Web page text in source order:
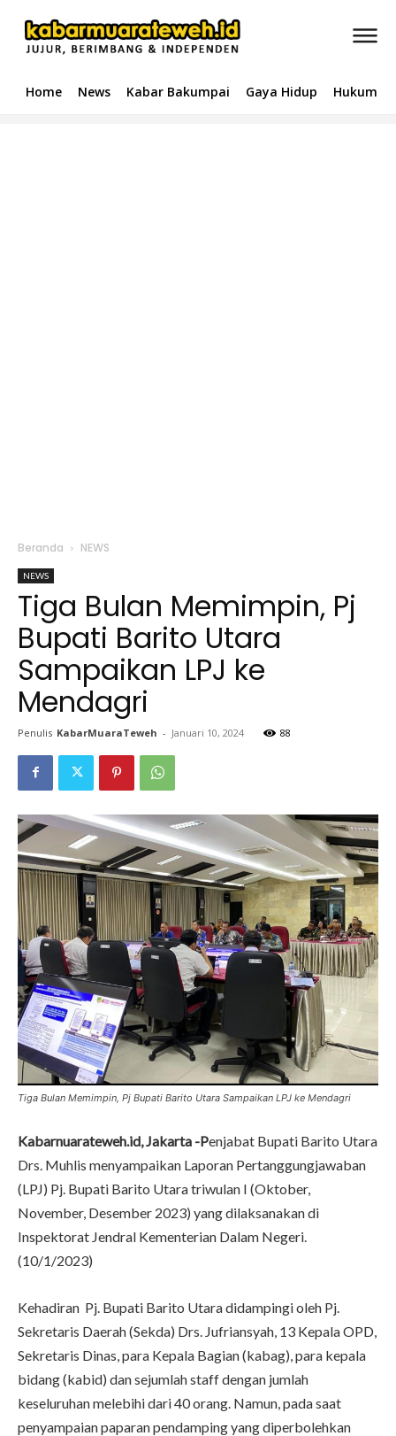
Home News Kabar Bakumpai Gaya Hidup Hukum &
Beranda NEWS
NEWS
Tiga Bulan Memimpin, Pj
Bupati Barito Utara
Sampaikan LPJ ke
Mendagri
Penulis KabarMuaraTeweh - Januari 10, 2024 88
Tiga Bulan Memimpin, Pj Bupati Barito Utara Sampaikan LPJ ke Mendagri
Kabarnuarateweh.id, Jakarta -Penjabat Bupati Barito Utara
Drs. Muhlis menyampaikan Laporan Pertanggungjawaban
(LPJ) Pj. Bupati Barito Utara triwulan I (Oktober,
November, Desember 2023) yang dilaksanakan di
Inspektorat Jendral Kementerian Dalam Negeri.
(10/1/2023)
Kehadiran Pj. Bupati Barito Utara didampingi oleh Pj.
Sekretaris Daerah (Sekda) Drs. Jufriansyah, 13 Kepala OPD,
Sekretaris Dinas, para Kepala Bagian (kabag), para kepala
bidang (kabid) dan sejumlah staff dengan jumlah
keseluruhan melebihi dari 40 orang. Namun, pada saat
penyampaian paparan pendamping yang diperbolehkan